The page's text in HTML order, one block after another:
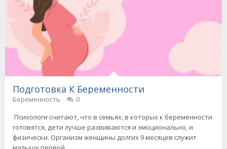
Подготовка К Беременности
Беременность
0
Психологи считают, что в семьях, в которых к беременности
готовятся, дети лучше развиваются и эмоционально, и
физически. Организм женщины долгих 9 месяцев служит